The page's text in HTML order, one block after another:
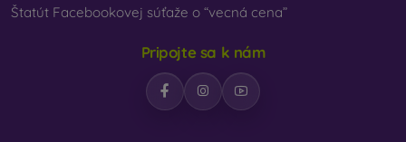
Štatút Facebookovej súťaže o “vecná cena”
Pripojte sa k nám